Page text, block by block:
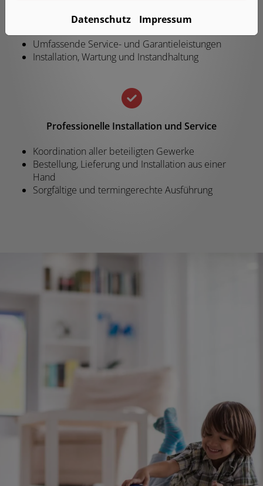
Ausschließlich hochwertige Produkte führender
Umfassende Service- und Garantieleistungen
Installation, Wartung und Instandhaltung
Professionelle Installation und Service
Koordination aller beteiligten Gewerke
Bestellung, Lieferung und Installation aus einer
Hand
Sorgfältige und termingerechte Ausführung
Datenschutz Impressum